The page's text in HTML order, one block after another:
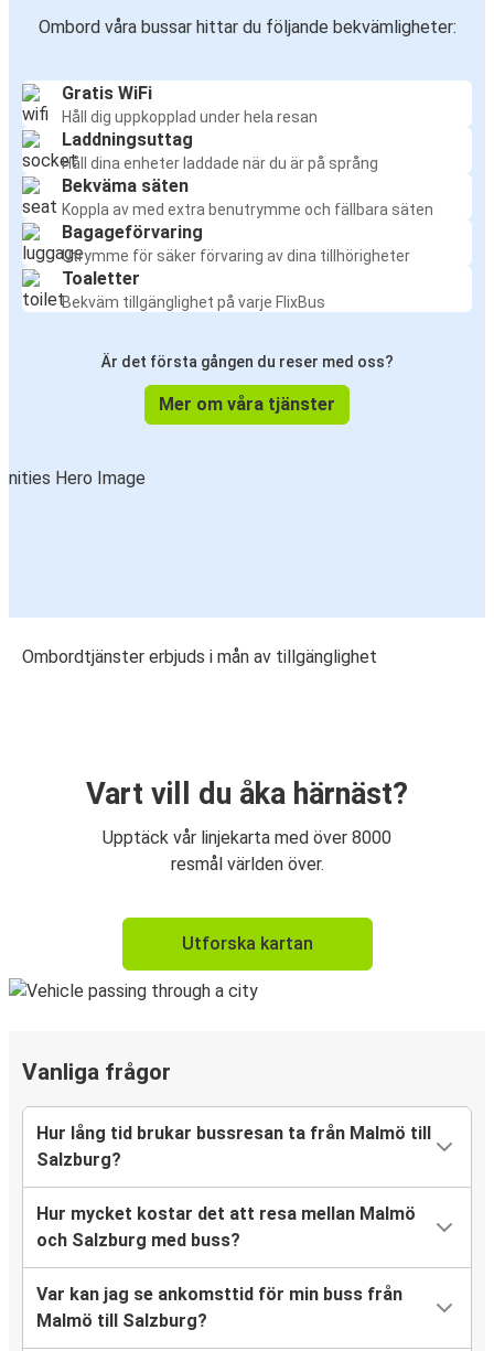
Ombord våra bussar hittar du följande bekvämligheter:
Gratis WiFi
Håll dig uppkopplad under hela resan
Laddningsuttag
Håll dina enheter laddade när du är på språng
Bekväma säten
Koppla av med extra benutrymme och fällbara säten
Bagageförvaring
Utrymme för säker förvaring av dina tillhörigheter
Toaletter
Bekväm tillgänglighet på varje FlixBus
Är det första gången du reser med oss?
Mer om våra tjänster
Ombordtjänster erbjuds i mån av tillgänglighet
Vart vill du åka härnäst?
Upptäck vår linjekarta med över 8000
resmål världen över.
Utforska kartan
Vanliga frågor
Hur lång tid brukar bussresan ta från Malmö till
Salzburg?
Hur mycket kostar det att resa mellan Malmö
och Salzburg med buss?
Var kan jag se ankomsttid för min buss från
Malmö till Salzburg?